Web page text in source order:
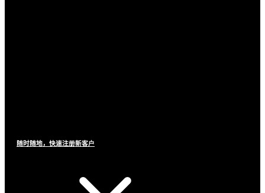
随时随地，快速注册新客户